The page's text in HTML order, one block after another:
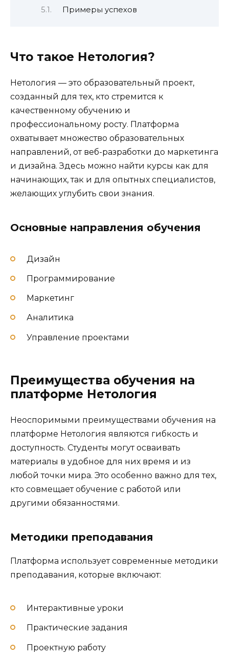
Примеры успехов
Что такое Нетология?
Нетология — это образовательный проект,
созданный для тех, кто стремится к
качественному обучению и
профессиональному росту. Платформа
охватывает множество образовательных
направлений, от веб-разработки до маркетинга
и дизайна. Здесь можно найти курсы как для
начинающих, так и для опытных специалистов,
желающих углубить свои знания.
Основные направления обучения
Дизайн
Программирование
Маркетинг
Аналитика
Управление проектами
Преимущества обучения на
платформе Нетология
Неоспоримыми преимуществами обучения на
платформе Нетология являются гибкость и
доступность. Студенты могут осваивать
материалы в удобное для них время и из
любой точки мира. Это особенно важно для тех,
кто совмещает обучение с работой или
другими обязанностями.
Методики преподавания
Платформа использует современные методики
преподавания, которые включают:
Интерактивные уроки
Практические задания
Проектную работу